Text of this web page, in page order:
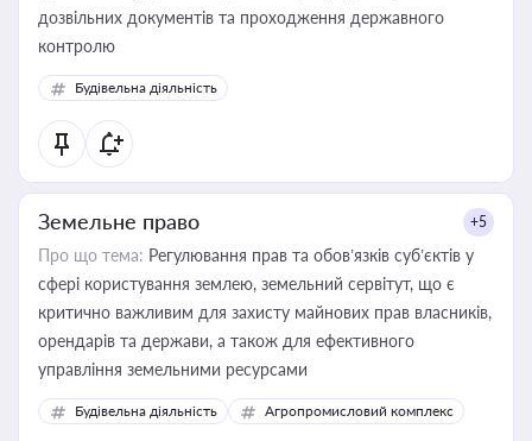
дозвільних документів та проходження державного
контролю
Будівельна діяльність
Земельне право +5
Про що тема: Регулювання прав та обов’язків суб’єктів у
сфері користування землею, земельний сервітут, що є
критично важливим для захисту майнових прав власників,
орендарів та держави, а також для ефективного
управління земельними ресурсами
Будівельна діяльність Агропромисловий комплекс